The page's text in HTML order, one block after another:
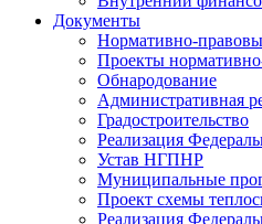
Документы
Нормативно-
Проекты
Обнародование
Административная
Градостроительство
Реализация
Устав НГПНР
Муниципальные
Проект схемы
Реализация